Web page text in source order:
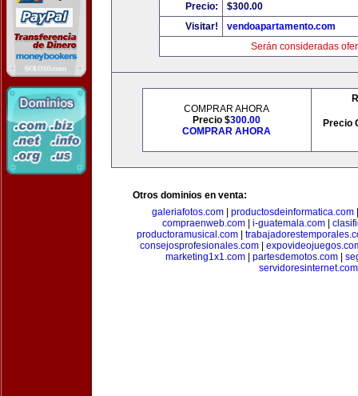
Precio:
$300.00
Visitar!
vendoapartamento.com
Serán consideradas
COMPRAR AHORA
Precio $300.00
COMPRAR AHORA
Precio
Otros dominios en venta:
galeriafotos.com
productosdeinformatica.com
compraenweb.com| i-guatemala.com|
productoramusical.com
consejosprofesionales.com|
marketing1x1.com| partesdemotos.com|
servidoresinternet.com